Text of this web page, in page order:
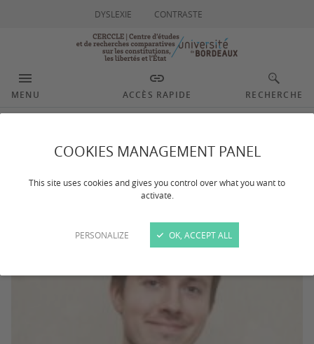
COOKIES MANAGEMENT PANEL
This site uses cookies and gives you control over what you want to
activate.
PERSONALIZE OK, ACCEPT ALL
DYSLEXIE CONTRASTE
MENU ACCÈS RAPIDE RECHERCHE
Sorokin Maxim